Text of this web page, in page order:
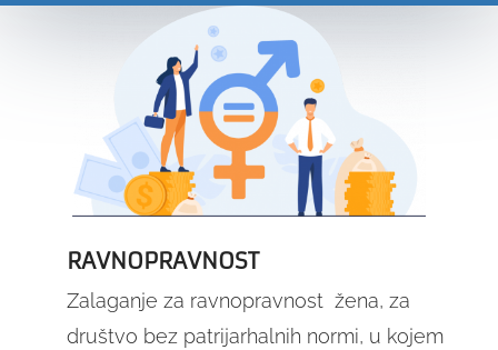
RAVNOPRAVNOST
Zalaganje za ravnopravnost žena, za
društvo bez patrijarhalnih normi, u kojem